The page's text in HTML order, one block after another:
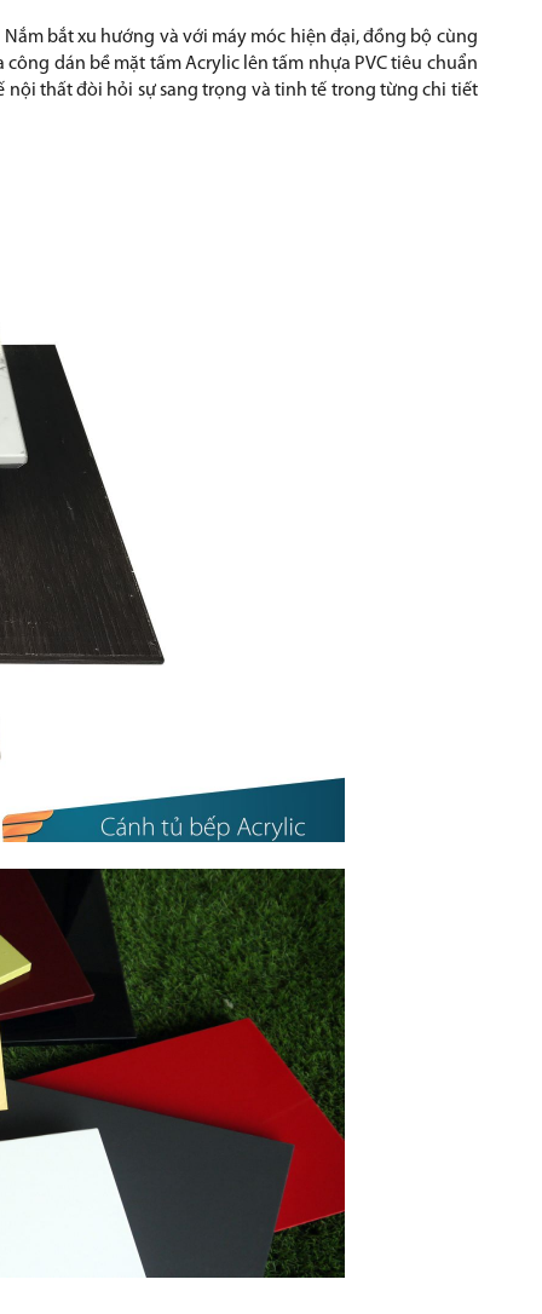
bắt xu hướng và với máy móc hiện đại, đồng bộ cùng
dán bề mặt tấm Acrylic lên tấm nhựa PVC tiêu chuẩn
nội thất đòi hỏi sự sang trọng và tinh tế trong từng chi tiết